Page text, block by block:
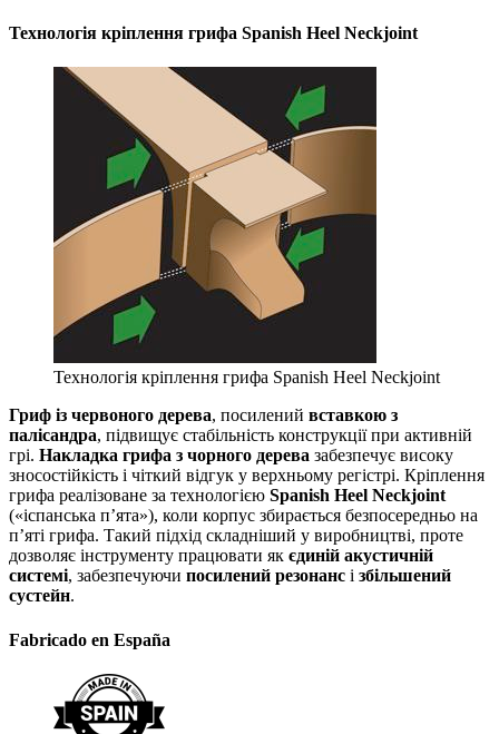
Технологія кріплення грифа Spanish Heel Neckjoint
Технологія кріплення грифа Spanish Heel Neckjoint
Гриф із червоного дерева, посилений вставкою з
палісандра, підвищує стабільність конструкції при активній
грі. Накладка грифа з чорного дерева забезпечує високу
зносостійкість і чіткий відгук у верхньому регістрі. Кріплення
грифа реалізоване за технологією Spanish Heel Neckjoint
(«іспанська п’ята»), коли корпус збирається безпосередньо на
п’яті грифа. Такий підхід складніший у виробництві, проте
дозволяє інструменту працювати як єдиній акустичній
системі, забезпечуючи посилений резонанс і збільшений
сустейн.
Fabricado en España